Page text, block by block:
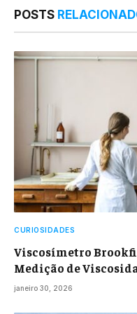
POSTS
CURIOSIDADES
Viscosímetro
Medição de
janeiro 30, 2026